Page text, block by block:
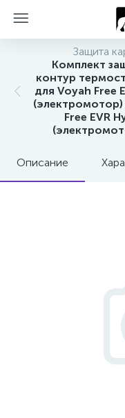
Защита
Комплект
контур
для Voyah Free
(электромотор)
Free EVR
Описание